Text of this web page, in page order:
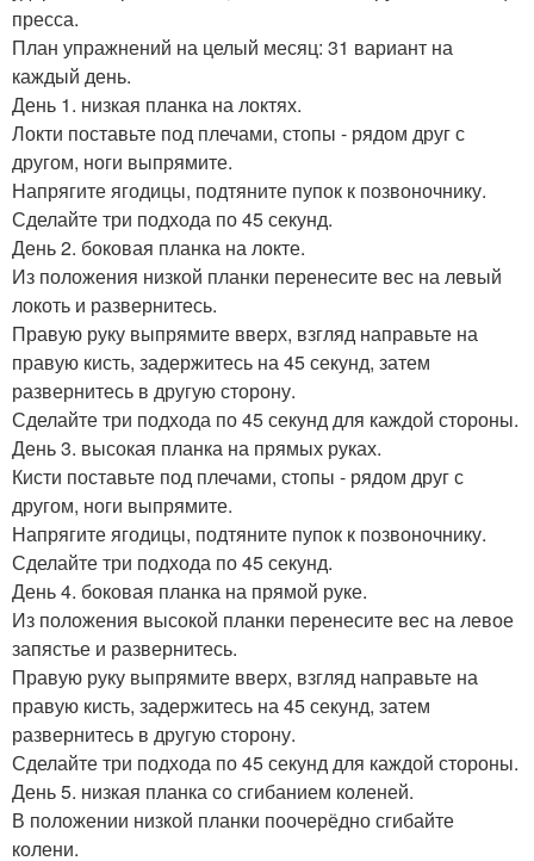
пресса.
План упражнений на целый месяц: 31 вариант на
каждый день.
День 1. низкая планка на локтях.
Локти поставьте под плечами, стопы - рядом друг с
другом, ноги выпрямите.
Напрягите ягодицы, подтяните пупок к позвоночнику.
Сделайте три подхода по 45 секунд.
День 2. боковая планка на локте.
Из положения низкой планки перенесите вес на левый
локоть и развернитесь.
Правую руку выпрямите вверх, взгляд направьте на
правую кисть, задержитесь на 45 секунд, затем
развернитесь в другую сторону.
Сделайте три подхода по 45 секунд для каждой стороны.
День 3. высокая планка на прямых руках.
Кисти поставьте под плечами, стопы - рядом друг с
другом, ноги выпрямите.
Напрягите ягодицы, подтяните пупок к позвоночнику.
Сделайте три подхода по 45 секунд.
День 4. боковая планка на прямой руке.
Из положения высокой планки перенесите вес на левое
запястье и развернитесь.
Правую руку выпрямите вверх, взгляд направьте на
правую кисть, задержитесь на 45 секунд, затем
развернитесь в другую сторону.
Сделайте три подхода по 45 секунд для каждой стороны.
День 5. низкая планка со сгибанием коленей.
В положении низкой планки поочерёдно сгибайте
колени.